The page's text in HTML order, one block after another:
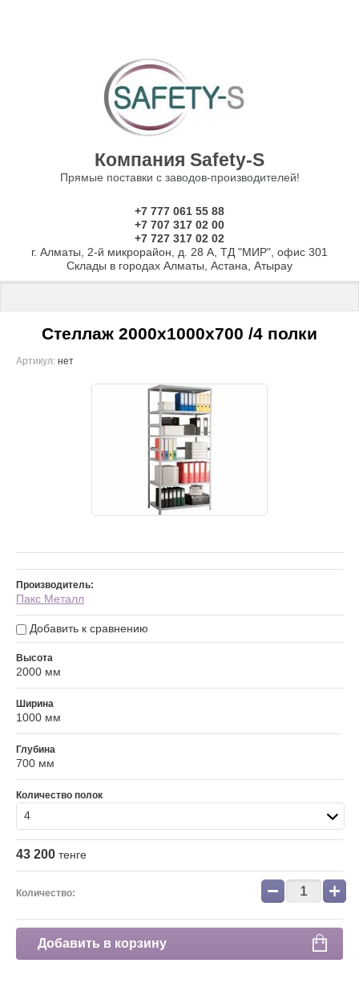
Компания Safety-S
Прямые поставки с заводов-производителей!
+7 777 061 55 88
+7 707 317 02 00
+7 727 317 02 02
г. Алматы, 2-й микрорайон, д. 28 А, ТД "МИР", офис 301
Склады в городах Алматы, Астана, Атырау
Стеллажи с нагрузкой до 150 кг на полку
Стеллаж 2000х1000х700 /4 полки
Артикул: нет
Производитель:
Пакс Металл
Добавить к сравнению
Высота
2000 мм
Ширина
1000 мм
Глубина
700 мм
Количество полок
4
43 200 тенге
Количество: − +
Добавить в корзину